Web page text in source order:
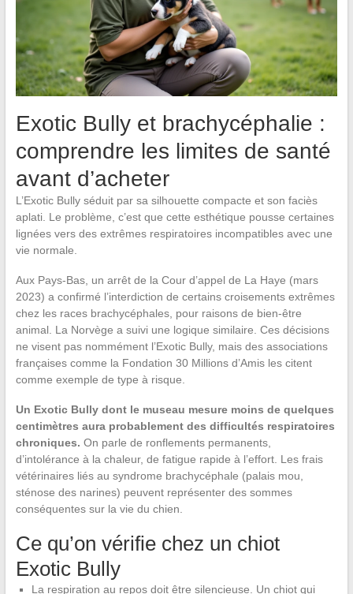
Exotic Bully et brachycéphalie :
comprendre les limites de santé
avant d’acheter
L’Exotic Bully séduit par sa silhouette compacte et son faciès
aplati. Le problème, c’est que cette esthétique pousse certaines
lignées vers des extrêmes respiratoires incompatibles avec une
vie normale.
Aux Pays-Bas, un arrêt de la Cour d’appel de La Haye (mars
2023) a confirmé l’interdiction de certains croisements extrêmes
chez les races brachycéphales, pour raisons de bien-être
animal. La Norvège a suivi une logique similaire. Ces décisions
ne visent pas nommément l’Exotic Bully, mais des associations
françaises comme la Fondation 30 Millions d’Amis les citent
comme exemple de type à risque.
Un Exotic Bully dont le museau mesure moins de quelques
centimètres aura probablement des difficultés respiratoires
chroniques. On parle de ronflements permanents,
d’intolérance à la chaleur, de fatigue rapide à l’effort. Les frais
vétérinaires liés au syndrome brachycéphale (palais mou,
sténose des narines) peuvent représenter des sommes
conséquentes sur la vie du chien.
Ce qu’on vérifie chez un chiot
Exotic Bully
La respiration au repos doit être silencieuse. Un chiot qui